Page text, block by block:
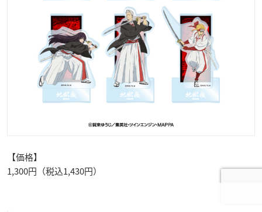
【価格】
1,300円（税込1,430円）